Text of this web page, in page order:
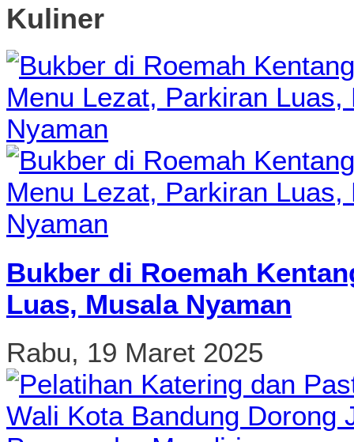
Kuliner
Bukber di Roemah
Luas, Musala Nyaman
Rabu, 19 Maret 2025